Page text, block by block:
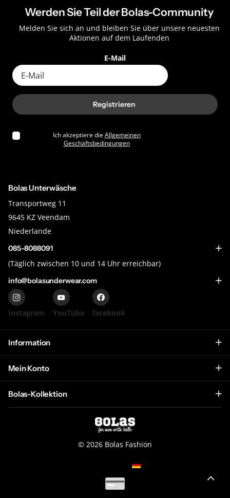
Werden Sie Teil der Bolas-Community
Melden Sie sich an und bleiben Sie über unsere neuesten
Aktionen auf dem Laufenden
E-Mail
Registrieren
Ich akzeptiere dieAllgemeinen
Geschäftsbedingungen
Bolas Unterwäsche
Transportweg 11
9645 KZ Veendam
Niederlande
085-8088091
(Täglich zwischen 10 und 14 Uhr erreichbar)
info@bolasunderwear.com
Instagram YouTube facebook
Information
Mein Konto
Bolas-Kollektion
© 2026 Bolas Fashion